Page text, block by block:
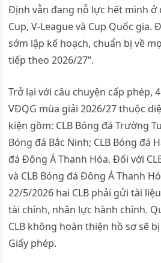
Định vẫn đang nỗ lực hết mình ở
Cup, V-League và Cup Quốc
sớm lập kế hoạch, chuẩn bị về
tiếp theo 2026/27”.
Trở lại với câu chuyện cấp phép,
VĐQG mùa giải 2026/27 thuộc
kiện gồm: CLB Bóng đá Trường
Bóng đá Bắc Ninh; CLB Bóng đá
đá Đông Á Thanh Hóa. Đối với
và CLB Bóng đá Đông Á Thanh
22/5/2026 hai CLB phải gửi tài
tài chính, nhân lực hành chính.
CLB không hoàn thiện hồ sơ sẽ
Giấy phép.